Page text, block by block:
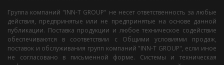
Группа компаний "INN-T GROUP" не несет ответственность за любые
действия, предпринятые или не предпринятые на основе данной
публикации. Поставка продукции и любое техническое содействие
обеспечиваются в соответствии с Общими условиями продаж,
поставок и обслуживания групп компаний "INN-T GROUP", если иное
не согласовано в письменной форме. Системы и техническая